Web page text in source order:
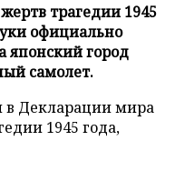
трагедии 1945
официально
японский город
самолет.
в Декларации мира
1945 года,